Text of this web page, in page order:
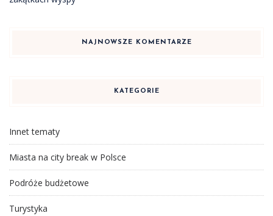
NAJNOWSZE KOMENTARZE
KATEGORIE
Innet tematy
Miasta na city break w Polsce
Podróże budżetowe
Turystyka